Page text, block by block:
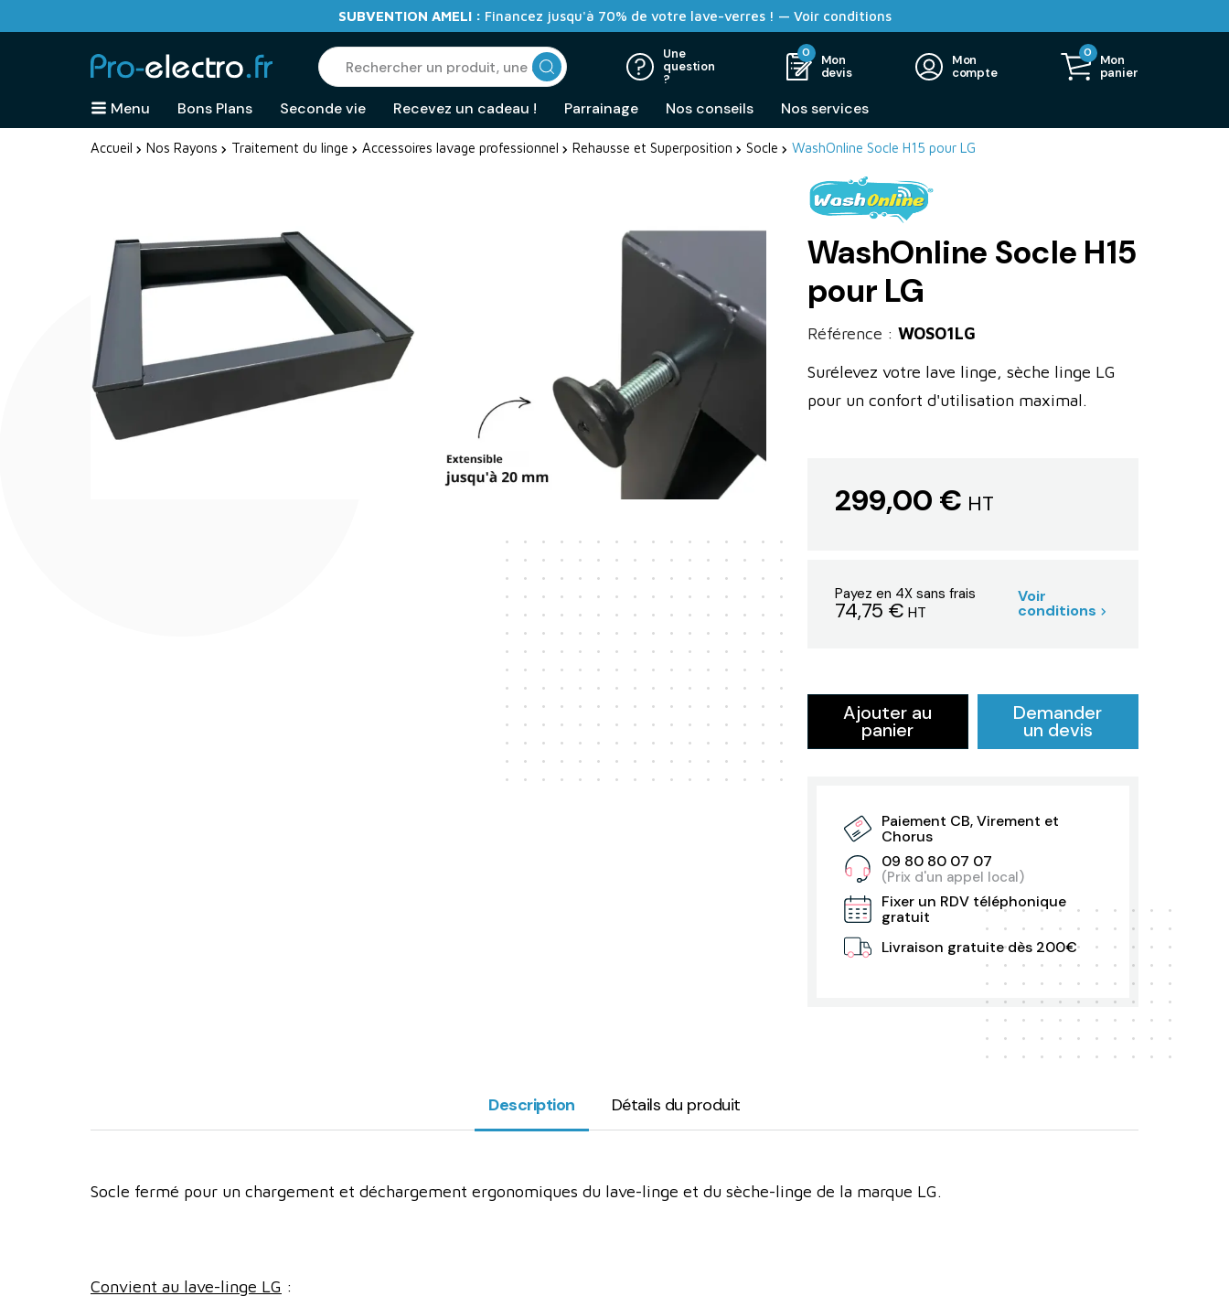
SUBVENTION AMELI : Financez jusqu'à 70% de votre lave-verres ! — Voir conditions
Une
question
?
Mon
devis
0
Mon
compte
0
Mon
panier
Menu Bons Plans Seconde vie Recevez un cadeau ! Parrainage Nos conseils Nos services
Accueil Nos Rayons Traitement du linge Accessoires lavage professionnel Rehausse et Superposition Socle WashOnline Socle H15 pour LG
WashOnline Socle H15
pour LG
Référence : WOSO1LG
Surélevez votre lave linge, sèche linge LG
pour un confort d'utilisation maximal.
299,00 € HT
Payez en 4X sans frais
74,75 € HT
Voir
conditions
Ajouter au
panier
Demander
un devis
Paiement CB, Virement et
Chorus
09 80 80 07 07
(Prix d'un appel local)
Fixer un RDV téléphonique
gratuit
Livraison gratuite dès 200€
Description Détails du produit
Socle fermé pour un chargement et déchargement ergonomiques du lave-linge et du sèche-linge de la marque LG.
Convient au lave-linge LG :